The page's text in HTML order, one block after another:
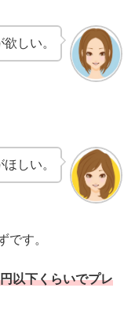
しい。
しい。
です。
以下くらいでプレ